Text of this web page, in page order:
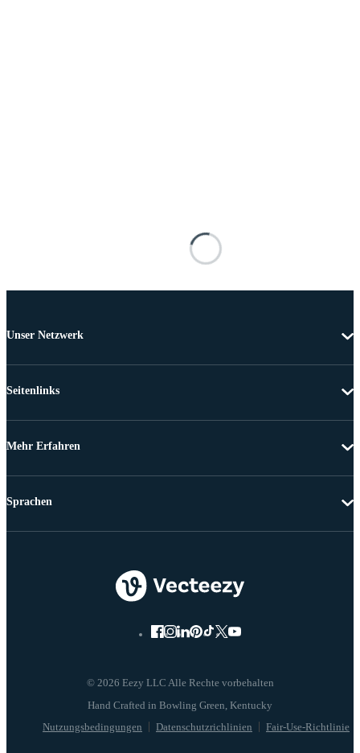
Unser Netzwerk
Seitenlinks
Mehr Erfahren
© 2026 Eezy LLC Alle Rechte vorbehalten
Nutzungsbedingungen Datenschutzrichlinien Fair-Use-Richtlinie
Sprachen